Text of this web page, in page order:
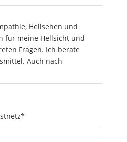
Hellsehen und
für meine Hellsicht und
Fragen. Ich berate
Auch nach